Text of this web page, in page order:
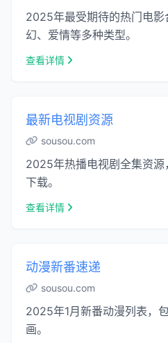
2025年最受期待的热门电
幻、爱情等多种类型。
查看详情
最新电视剧资源
sousou.com
2025年热播电视剧全集资
下载。
查看详情
动漫新番速递
sousou.com
2025年1月新番动漫列表，
画。